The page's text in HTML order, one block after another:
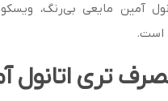
آمین مایعی بی‌رنگ،
است.
تری اتانول